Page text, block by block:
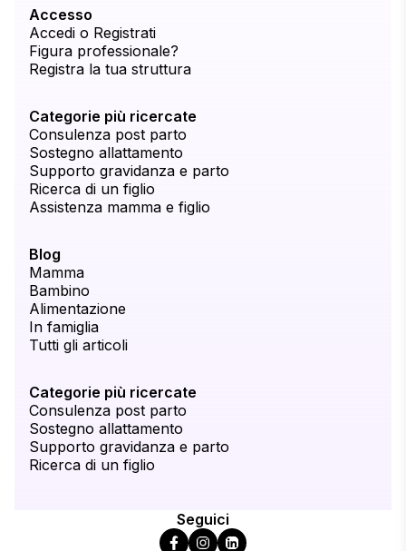
Accesso
Accedi o Registrati
Figura professionale?
Registra la tua struttura
Categorie più ricercate
Consulenza post parto
Sostegno allattamento
Supporto gravidanza e parto
Ricerca di un figlio
Assistenza mamma e figlio
Blog
Mamma
Bambino
Alimentazione
In famiglia
Tutti gli articoli
Categorie più ricercate
Consulenza post parto
Sostegno allattamento
Supporto gravidanza e parto
Ricerca di un figlio
Seguici